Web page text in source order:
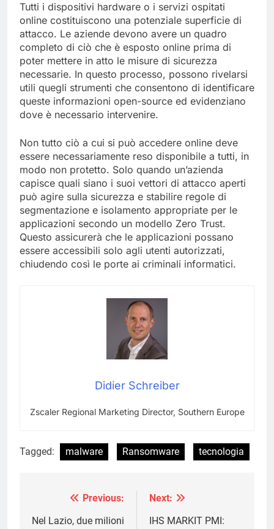
Tutti i dispositivi hardware o i servizi ospitati
online costituiscono una potenziale superficie di
attacco. Le aziende devono avere un quadro
completo di ciò che è esposto online prima di
poter mettere in atto le misure di sicurezza
necessarie. In questo processo, possono rivelarsi
utili quegli strumenti che consentono di identificare
queste informazioni open-source ed evidenziano
dove è necessario intervenire.
Non tutto ciò a cui si può accedere online deve
essere necessariamente reso disponibile a tutti, in
modo non protetto. Solo quando un’azienda
capisce quali siano i suoi vettori di attacco aperti
può agire sulla sicurezza e stabilire regole di
segmentazione e isolamento appropriate per le
applicazioni secondo un modello Zero Trust.
Questo assicurerà che le applicazioni possano
essere accessibili solo agli utenti autorizzati,
chiudendo così le porte ai criminali informatici.
Didier Schreiber
Zscaler Regional Marketing Director, Southern Europe
Tagged: malware Ransomware tecnologia
Navigazione
articoli
Previous:
Nel Lazio, due milioni
Next:
IHS MARKIT PMI: